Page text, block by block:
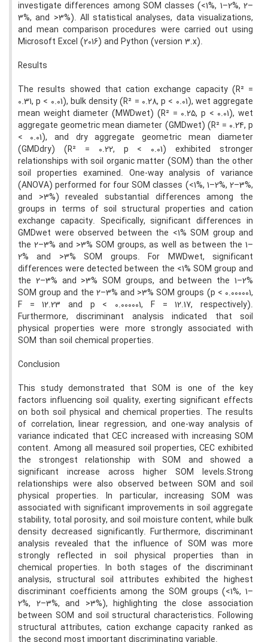
investigate differences among SOM classes (<1%, 1–2%, 2–
3%, and >3%). All statistical analyses, data visualizations,
and mean comparison procedures were carried out using
Microsoft Excel (2016) and Python (version 3.x).
Results
The results showed that cation exchange capacity (R² =
0.31, p < 0.01), bulk density (R² = 0.28, p < 0.01), wet aggregate
mean weight diameter (MWDwet) (R² = 0.25, p < 0.01), wet
aggregate geometric mean diameter (GMDwet) (R² = 0.24, p
< 0.01), and dry aggregate geometric mean diameter
(GMDdry) (R² = 0.22, p < 0.01) exhibited stronger
relationships with soil organic matter (SOM) than the other
soil properties examined. One-way analysis of variance
(ANOVA) performed for four SOM classes (<1%, 1–2%, 2–3%,
and >3%) revealed substantial differences among the
groups in terms of soil structural properties and cation
exchange capacity. Specifically, significant differences in
GMDwet were observed between the <1% SOM group and
the 2–3% and >3% SOM groups, as well as between the 1–
2% and >3% SOM groups. For MWDwet, significant
differences were detected between the <1% SOM group and
the 2–3% and >3% SOM groups, and between the 1–2%
SOM group and the 2–3% and >3% SOM groups (p < 0.000001,
F = 12.23 and p < 0.000001, F = 12.17, respectively).
Furthermore, discriminant analysis indicated that soil
physical properties were more strongly associated with
SOM than soil chemical properties.
Conclusion
This study demonstrated that SOM is one of the key
factors influencing soil quality, exerting significant effects
on both soil physical and chemical properties. The results
of correlation, linear regression, and one-way analysis of
variance indicated that CEC increased with increasing SOM
content. Among all measured soil properties, CEC exhibited
the strongest relationship with SOM and showed a
significant increase across higher SOM levels.Strong
relationships were also observed between SOM and soil
physical properties. In particular, increasing SOM was
associated with significant improvements in soil aggregate
stability, total porosity, and soil moisture content, while bulk
density decreased significantly. Furthermore, discriminant
analysis revealed that the influence of SOM was more
strongly reflected in soil physical properties than in
chemical properties. In both stages of the discriminant
analysis, structural soil attributes exhibited the highest
discriminant coefficients among the SOM groups (<1%, 1–
2%, 2–3%, and >3%), highlighting the close association
between SOM and soil structural characteristics. Following
structural attributes, cation exchange capacity ranked as